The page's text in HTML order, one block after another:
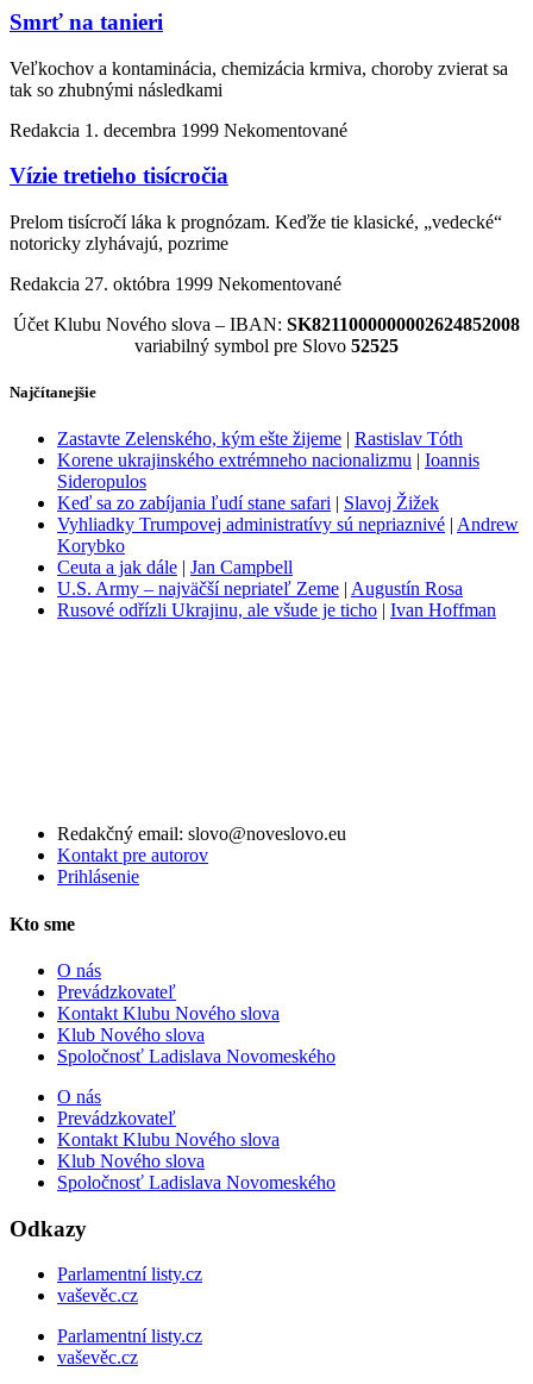
Smrť na tanieri
Veľkochov a kontaminácia, chemizácia krmiva, choroby zvierat sa
tak so zhubnými následkami
Redakcia 1. decembra 1999 Nekomentované
Vízie tretieho tisícročia
Prelom tisícročí láka k prognózam. Keďže tie klasické, „vedecké“
notoricky zlyhávajú, pozrime
Redakcia 27. októbra 1999 Nekomentované
Účet Klubu Nového slova – IBAN: SK8211000000002624852008
variabilný symbol pre Slovo 52525
Najčítanejšie
Zastavte Zelenského, kým ešte žijeme
Rastislav Tóth
Korene ukrajinského extrémneho nacionalizmu
Ioannis
Sideropulos
Keď sa zo zabíjania ľudí stane safari
Slavoj Žižek
Vyhliadky Trumpovej administratívy sú nepriaznivé Andrew
Korybko
Ceuta a jak dále
Jan Campbell
U.S. Army – najväčší nepriateľ Zeme Augustín Rosa
Rusové odřízli Ukrajinu, ale všude je ticho
Ivan Hoffman
Redakčný email: slovo@noveslovo.eu
Kontakt pre autorov
Prihlásenie
Kto sme
O nás
Prevádzkovateľ
Kontakt Klubu Nového slova
Klub Nového slova
Spoločnosť Ladislava Novomeského
O nás
Prevádzkovateľ
Kontakt Klubu Nového slova
Klub Nového slova
Spoločnosť Ladislava Novomeského
Odkazy
Parlamentní listy.cz
vaševěc.cz
Parlamentní listy.cz
vaševěc.cz